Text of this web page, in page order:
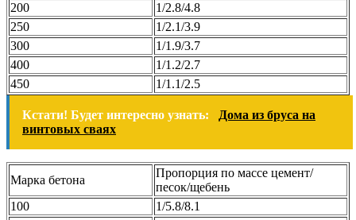
200
1/2.8/4.8
250
1/2.1/3.9
300
1/1.9/3.7
400
1/1.2/2.7
450
1/1.1/2.5
Кстати! Будет интересно узнать:
Дома из бруса на
винтовых сваях
Марка бетона
Пропорция по массе цемент/
песок/щебень
100
1/5.8/8.1